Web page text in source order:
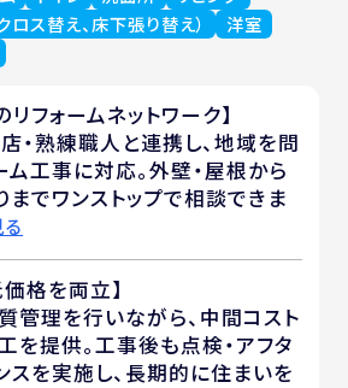
ロス替え、床下張り替え）
洋室
リフォームネットワーク】
・熟練職人と連携し、地域を問
ム工事に対応。外壁・屋根から
までワンストップで相談できま
価格を両立】
管理を行いながら、中間コスト
を提供。工事後も点検・アフタ
スを実施し、長期的に住まいを